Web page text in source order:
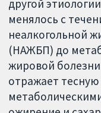
другой
менялось с
неалкогольной
(НАЖБП) до
жировой
отражает